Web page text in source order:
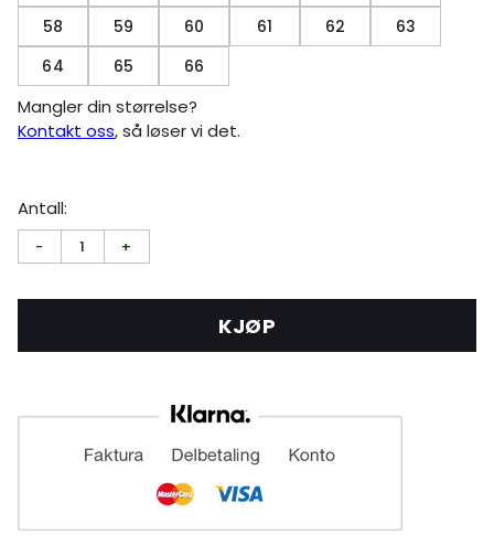
58
59 60 61 62
63
64
65 66
Mangler din størrelse?
Kontakt oss, så løser vi det.
Antall:
- 1 +
KJØP